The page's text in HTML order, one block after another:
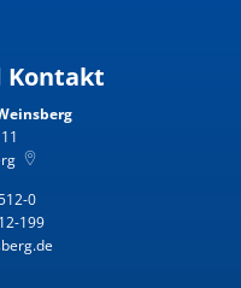
Kontakt
0
199